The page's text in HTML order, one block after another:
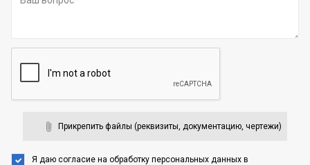
Прикрепить файлы (реквизиты, документацию, чертежи)
Я даю согласие на обработку персональных данных в